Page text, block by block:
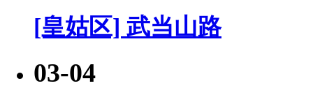
[皇姑区] 武当山路
03-04